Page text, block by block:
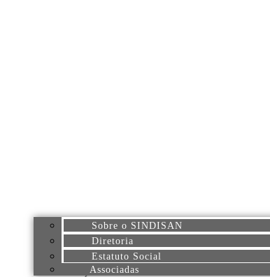
Sobre o SINDISAN
Diretoria
Estatuto Social
Associadas